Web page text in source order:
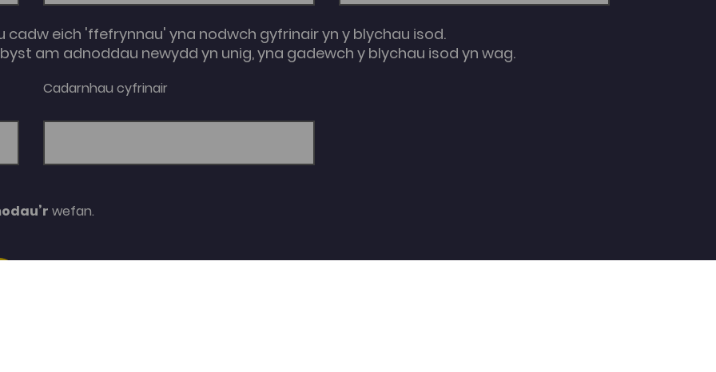
eich 'ffefrynnau' yna nodwch gyfrinair yn y blychau isod.
am adnoddau newydd yn unig, yna gadewch y blychau isod yn wag.
Cadarnhau cyfrinair
wefan.